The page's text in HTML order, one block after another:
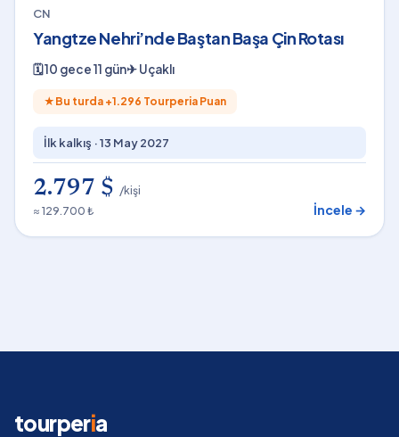
CN
Yangtze Nehri’nde Baştan Başa Çin Rotası
🗓10 gece 11 gün✈Uçaklı
★ Bu turda +1.296 Tourperia Puan
İlk kalkış ·13 May 2027
2.797 $ /kişi
≈ 129.700 ₺
İncele →
tourperia